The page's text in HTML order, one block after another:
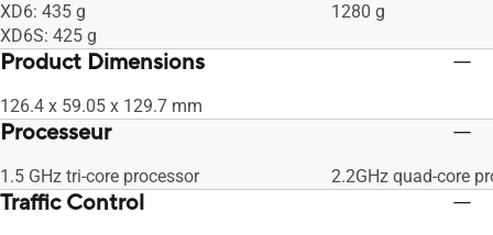
XD6: 435 g
XD6S: 425 g
1280 g
Product Dimensions
126.4 x 59.05 x 129.7 mm
Processeur
1.5 GHz tri-core processor 2.2GHz quad-core
Traffic Control